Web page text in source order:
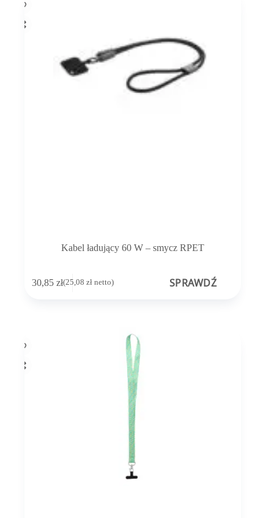
Kabel ładujący 60 W – smycz RPET
30,85 zł(25,08 złnetto) SPRAWDŹ